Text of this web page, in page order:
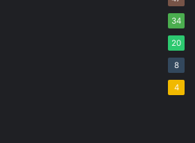
34
20
8
4